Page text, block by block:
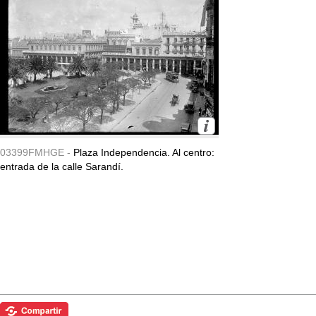
03399FMHGE - Plaza Independencia. Al centro:
entrada de la calle Sarandí.